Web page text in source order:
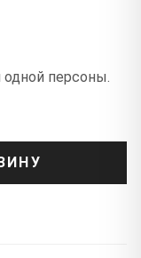
персоны.